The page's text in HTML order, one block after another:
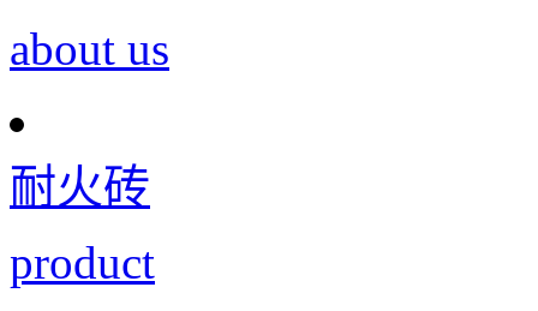
about us
耐火砖
product